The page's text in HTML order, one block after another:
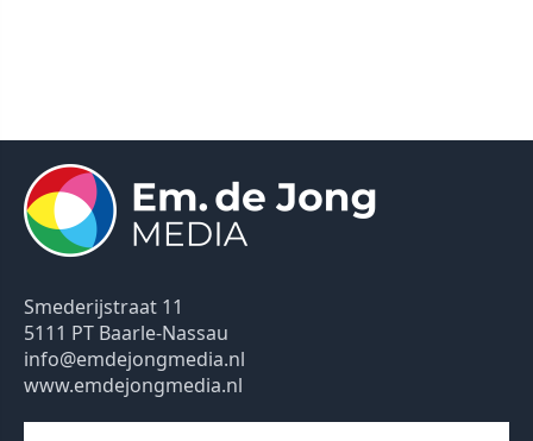
Smederijstraat 11
5111 PT Baarle-Nassau
info@emdejongmedia.nl
www.emdejongmedia.nl